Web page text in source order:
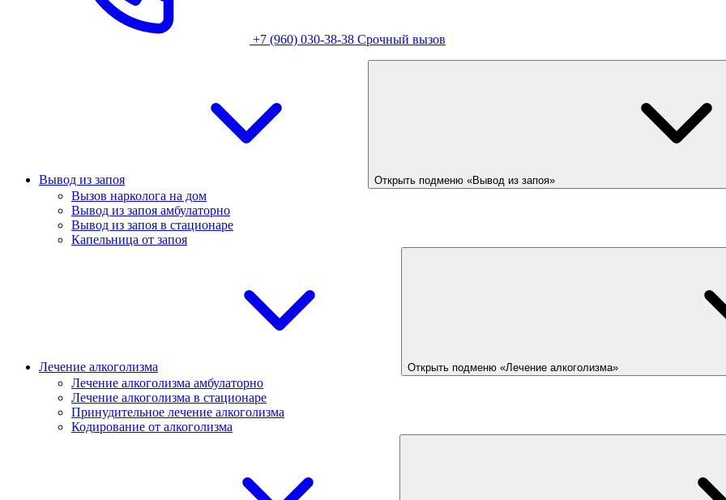
+7 (960) 030-38-38 Срочный вызов
Вывод из запоя Открыть подменю «Вывод из запоя»
Вызов нарколога на дом
Вывод из запоя амбулаторно
Вывод из запоя в стационаре
Капельница от запоя
Лечение алкоголизма Открыть подменю «Лечение алкоголизма»
Лечение алкоголизма амбулаторно
Лечение алкоголизма в стационаре
Принудительное лечение алкоголизма
Кодирование от алкоголизма